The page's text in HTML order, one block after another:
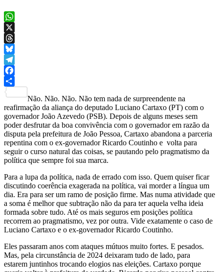
WhatsApp
X
Threads
Bluesky
Telegram
Facebook
Não. Não. Não. Não tem nada de surpreendente na
reafirmação da aliança do deputado Luciano Cartaxo (PT) com o
governador João Azevedo (PSB). Depois de alguns meses sem
poder desfrutar da boa convivência com o governador em razão da
disputa pela prefeitura de João Pessoa, Cartaxo abandona a parceria
repentina com o ex-governador Ricardo Coutinho e volta para
seguir o curso natural das coisas, se pautando pelo pragmatismo da
política que sempre foi sua marca.
Para a lupa da política, nada de errado com isso. Quem quiser ficar
discutindo coerência exagerada na política, vai morder a língua um
dia. Era para ser um ramo de posição firme. Mas numa atividade que
a soma é melhor que subtração não da para ter aquela velha ideia
formada sobre tudo. Até os mais seguros em posições política
recorrem ao pragmatismo, vez por outra. Vide exatamente o caso de
Luciano Cartaxo e o ex-governador Ricardo Coutinho.
Eles passaram anos com ataques mútuos muito fortes. E pesados.
Mas, pela circunstância de 2024 deixaram tudo de lado, para
estarem juntinhos trocando elogios nas eleições. Cartaxo porque